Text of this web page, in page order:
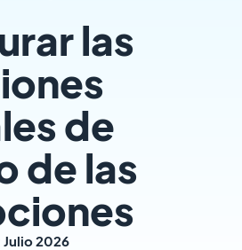
las
de
de las
Julio 2026